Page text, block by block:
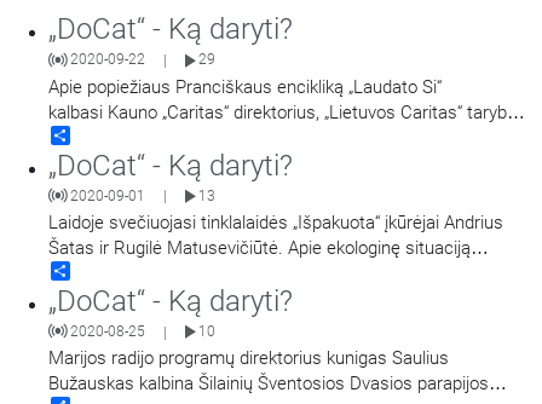
„DoCat“ - Ką daryti?
2020-09-22 29
Apie popiežiaus Pranciškaus encikliką „Laudato Si“
kalbasi Kauno „Caritas“ direktorius, „Lietuvos Caritas“ tarybos
pirmininkas Arūnas Kučikas, „Lietuvos Caritas“ bendardarbė
Justina Inkėnienė ir „Lietuvos Caritas“ ir „Caritas“ leidyklos
„Artuma“ bendradarbis Domas Antanas Raižys.
„DoCat“ - Ką daryti?
2020-09-01 13
Laidoje svečiuojasi tinklalaidės „Išpakuota“ įkūrėjai Andrius
Šatas ir Rugilė Matusevičiūtė. Apie ekologinę situaciją
Lietuvoje bei pasaulyje ir galimybes padėtį keisti svečius
kalbina Liutauras Serapinas.
„DoCat“ - Ką daryti?
2020-08-25 | 10
Marijos radijo programų direktorius kunigas Saulius
Bužauskas kalbina Šilainių Šventosios Dvasios parapijos